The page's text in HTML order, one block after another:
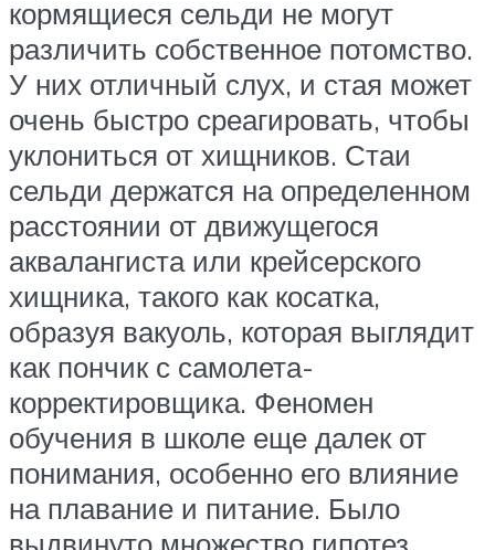
кормящиеся сельди не могут
различить собственное потомство.
У них отличный слух, и стая может
очень быстро среагировать, чтобы
уклониться от хищников. Стаи
сельди держатся на определенном
расстоянии от движущегося
аквалангиста или крейсерского
хищника, такого как косатка,
образуя вакуоль, которая выглядит
как пончик с самолета-
корректировщика. Феномен
обучения в школе еще далек от
понимания, особенно его влияние
на плавание и питание. Было